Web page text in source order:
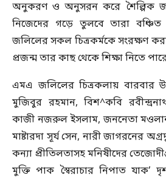
অনুকরণ ও অনুসরন করে শৈল্পিক
নিজেদের গড়ে তুলবে তারা
জলিলের সকল চিত্রকর্মকে সংরক্ষণ
প্রজন্ম তার কাছ থেকে শিক্ষা নিতে
এমএ জলিলের চিত্রকলায় বারবার
মুজিবুর রহমান, বিশ^কবি
কাজী নজরুল ইসলাম, জননেতা
মাষ্টারদা সূর্য সেন, নারী জাগরনের
কন্যা প্রীতিলতাসহ মনিষীদের
মুক্তি পাক স্বৈরাচার নিপাত যাক’